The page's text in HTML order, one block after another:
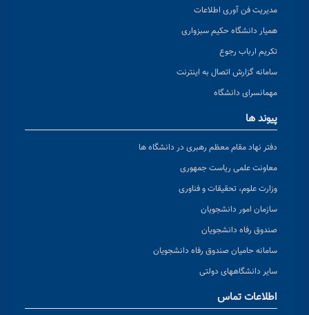
مدیریت فن آوری اطلاعات
همیار دانشگاه حکیم سبزواری
تکریم ارباب رجوع
سامانه گزارش اتصال به اینترنت
مهمانسرای دانشگاه
پیوند ها
دفتر نهاد مقام معظم رهبری در دانشگاه ها
معاونت علمی ریاست جمهوری
وزارت علوم، تحقیقات و فناوری
سازمان امور دانشجویان
صندوق رفاه دانشجویان
سامانه حامیان صندوق رفاه دانشجویان
سایر دانشگاههای دولتی
اطلاعات تماس